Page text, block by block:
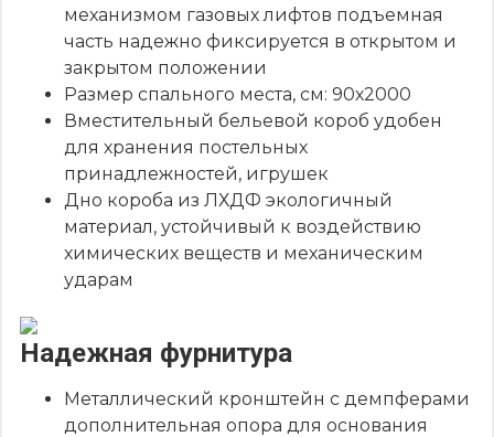
механизмом газовых лифтов подъемная
часть надежно фиксируется в открытом и
закрытом положении
Размер спального места, см: 90х2000
Вместительный бельевой короб удобен
для хранения постельных
принадлежностей, игрушек
Дно короба из ЛХДФ экологичный
материал, устойчивый к воздействию
химических веществ и механическим
ударам
Надежная фурнитура
Металлический кронштейн с демпферами
дополнительная опора для основания